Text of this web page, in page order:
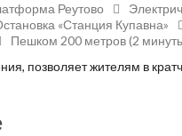
Реутово
«Станция Купавна»
Пешком 200 метров (2
позволяет жителям в